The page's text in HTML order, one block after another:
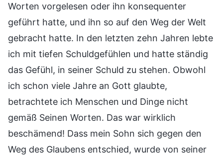
Worten vorgelesen oder ihn konsequenter
geführt hatte, und ihn so auf den Weg der Welt
gebracht hatte. In den letzten zehn Jahren lebte
ich mit tiefen Schuldgefühlen und hatte ständig
das Gefühl, in seiner Schuld zu stehen. Obwohl
ich schon viele Jahre an Gott glaubte,
betrachtete ich Menschen und Dinge nicht
gemäß Seinen Worten. Das war wirklich
beschämend! Dass mein Sohn sich gegen den
Weg des Glaubens entschied, wurde von seiner